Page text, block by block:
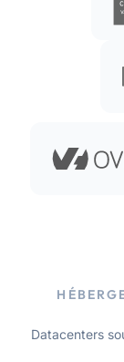
Datacenters